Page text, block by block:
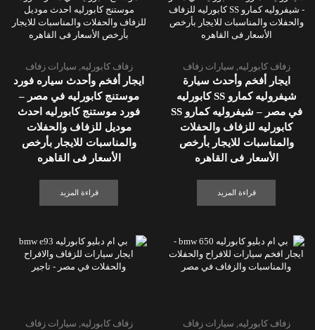
زفاف كابورليه, سيارات زفاف
ايجار أفخم وأحدث سيارة
شيفروليه كمارو SS كابورليه
في مصر – شيفروليه كمارو SS
كابورليه للزفاف والحفلات
والمناسبات للايجار بأرخص
الأسعار فى القاهره
قراءة المزيد
زفاف كابورليه, سيارات زفاف
ايجار أفخم وأحدث سياره فورد
موستنج كابورليه في مصر –
فورد موستنج كابورليه احدث
موديل للزفاف والحفلات
والمناسبات للايجار بأرخص
الأسعار فى القاهره
قراءة المزيد
زفاف كابورليه, سيارات زفاف زفاف كابورليه, سيارات زفاف